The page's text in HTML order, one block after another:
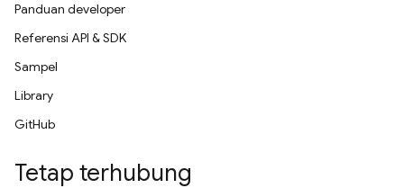
Panduan developer
Referensi API & SDK
Sampel
Library
GitHub
Tetap terhubung